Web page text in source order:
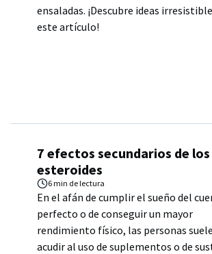
ensaladas. ¡Descubre ideas
este artículo!
7 efectos secundarios de los
esteroides
6 min de lectura
En el afán de cumplir el sueño del
perfecto o de conseguir un mayor
rendimiento físico, las personas
acudir al uso de suplementos o de